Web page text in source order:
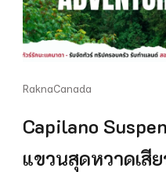
RaknaCanada
Capilano
แขวนสุดหวาดเสีย